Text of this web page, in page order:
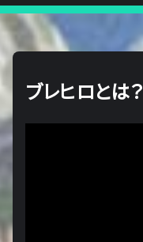
ブレヒロとは？